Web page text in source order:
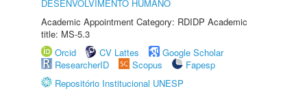
DESENVOLVIMENTO HUMANO
Academic Appointment Category: RDIDP Academic
title: MS-5.3
Orcid
CV Lattes
Google Scholar
ResearcherID
Scopus
Fapesp
Repositório Institucional UNESP